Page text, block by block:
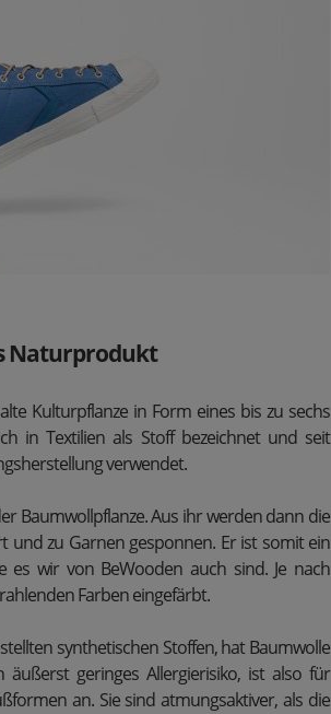
Naturprodukt
Kulturpflanze in Form eines bis zu sechs
in Textilien als Stoff bezeichnet und seit
verwendet.
Baumwollpflanze. Aus ihr werden dann die
zu Garnen gesponnen. Er ist somit ein
wir von BeWooden auch sind. Je nach
Farben eingefärbt.
synthetischen Stoffen, hat Baumwolle
geringes Allergierisiko, ist also für
an. Sie sind atmungsaktiver, als die